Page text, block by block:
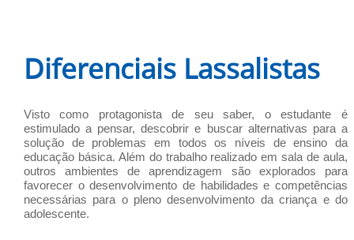
Diferenciais Lassalistas
Visto como protagonista de seu saber, o estudante é
estimulado a pensar, descobrir e buscar alternativas para a
solução de problemas em todos os níveis de ensino da
educação básica. Além do trabalho realizado em sala de aula,
outros ambientes de aprendizagem são explorados para
favorecer o desenvolvimento de habilidades e competências
necessárias para o pleno desenvolvimento da criança e do
adolescente.